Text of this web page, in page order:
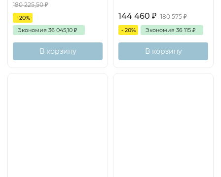
180 225,50₽
- 20%
Экономия 36 045,10 ₽
В корзину
144 460 ₽ 180 575₽
- 20% Экономия 36 115 ₽
В корзину